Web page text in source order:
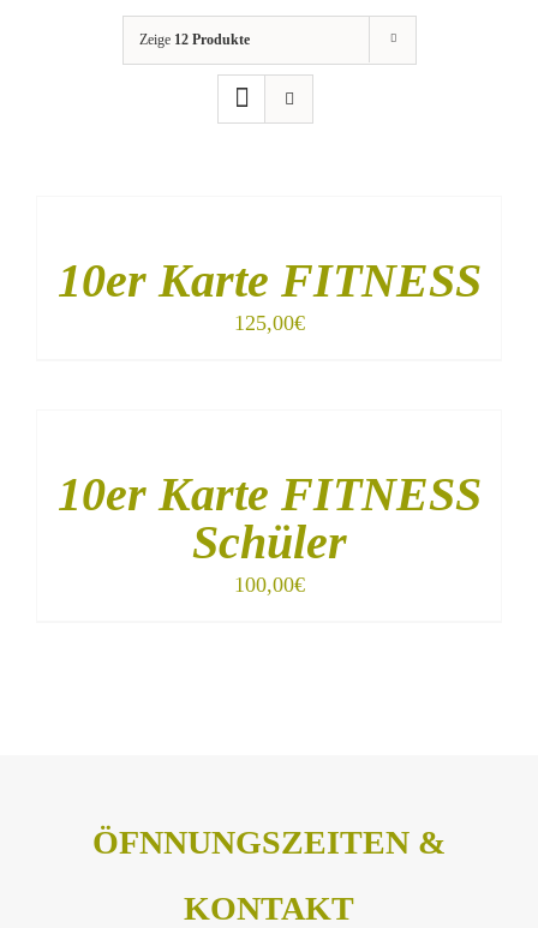
Zeige 12 Produkte
DETAILS
10er Karte FITNESS
125,00€
DETAILS
10er Karte FITNESS
Schüler
100,00€
ÖFNNUNGSZEITEN &
KONTAKT